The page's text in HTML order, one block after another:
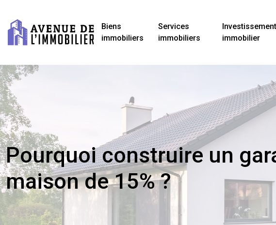
Biens
immobiliers
Services
immobiliers
Investissement
immobilier
Pourquoi construire un
maison de 15% ?